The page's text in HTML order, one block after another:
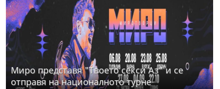
Миро представя "Твоето секси Аз" и се
отправя на националното турне